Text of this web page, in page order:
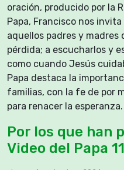
oración, producido por la
Papa, Francisco nos
aquellos padres y
pérdida; a escucharlos y
como cuando Jesús
Papa destaca la
familias, con la fe de por
para renacer la esperanza.
Por los que han
Video del Papa